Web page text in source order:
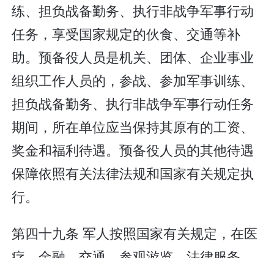
练、担负战备勤务、执行非战争军事行动
任务，享受国家规定的伙食、交通等补
助。预备役人员是机关、团体、企业事业
组织工作人员的，参战、参加军事训练、
担负战备勤务、执行非战争军事行动任务
期间，所在单位应当保持其原有的工资、
奖金和福利待遇。预备役人员的其他待遇
保障依照有关法律法规和国家有关规定执
行。
第四十九条 军人按照国家有关规定，在医